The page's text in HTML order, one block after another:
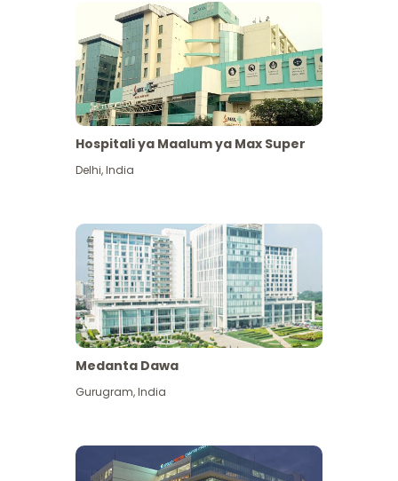
Hospitali ya Maalum ya Max Super
Delhi,India
Medanta Dawa
Gurugram,India